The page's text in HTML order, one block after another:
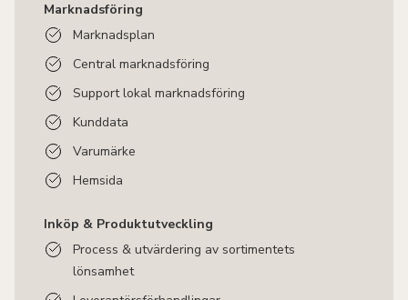
Marknadsföring
Marknadsplan
Central marknadsföring
Support lokal marknadsföring
Kunddata
Varumärke
Hemsida
Inköp & Produktutveckling
Process & utvärdering av sortimentets
lönsamhet